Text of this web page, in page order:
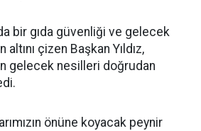
bir gıda güvenliği ve gelecek
çizen Başkan Yıldız,
gelecek nesilleri doğrudan
önüne koyacak peynir